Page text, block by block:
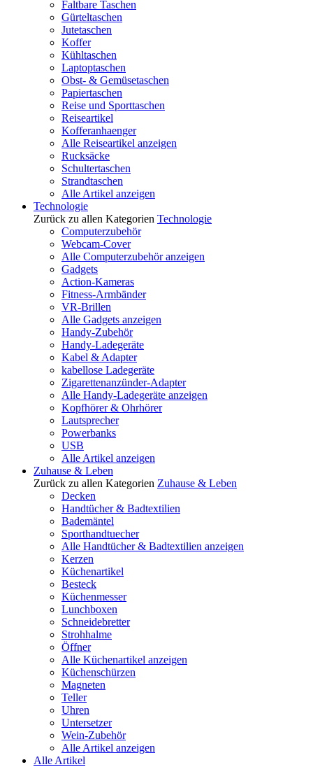
Faltbare Taschen
Gürteltaschen
Jutetaschen
Koffer
Kühltaschen
Laptoptaschen
Obst- & Gemüsetaschen
Papiertaschen
Reise und Sporttaschen
Reiseartikel
Kofferanhaenger
Alle Reiseartikel anzeigen
Rucksäcke
Schultertaschen
Strandtaschen
Alle Artikel anzeigen
Technologie
Zurück zu allen Kategorien Technologie
Computerzubehör
Webcam-Cover
Alle Computerzubehör anzeigen
Gadgets
Action-Kameras
Fitness-Armbänder
VR-Brillen
Alle Gadgets anzeigen
Handy-Zubehör
Handy-Ladegeräte
Kabel & Adapter
kabellose Ladegeräte
Zigarettenanzünder-Adapter
Alle Handy-Ladegeräte anzeigen
Kopfhörer & Ohrhörer
Lautsprecher
Powerbanks
USB
Alle Artikel anzeigen
Zuhause & Leben
Zurück zu allen Kategorien Zuhause & Leben
Decken
Handtücher & Badtextilien
Bademäntel
Sporthandtuecher
Alle Handtücher & Badtextilien anzeigen
Kerzen
Küchenartikel
Besteck
Küchenmesser
Lunchboxen
Schneidebretter
Strohhalme
Öffner
Alle Küchenartikel anzeigen
Küchenschürzen
Magneten
Teller
Uhren
Untersetzer
Wein-Zubehör
Alle Artikel anzeigen
Alle Artikel